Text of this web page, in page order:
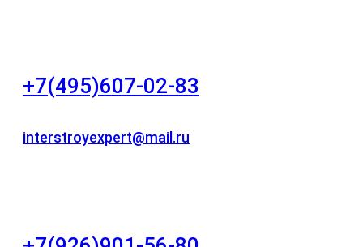
+7(495)607-02-83
interstroyexpert@mail.ru